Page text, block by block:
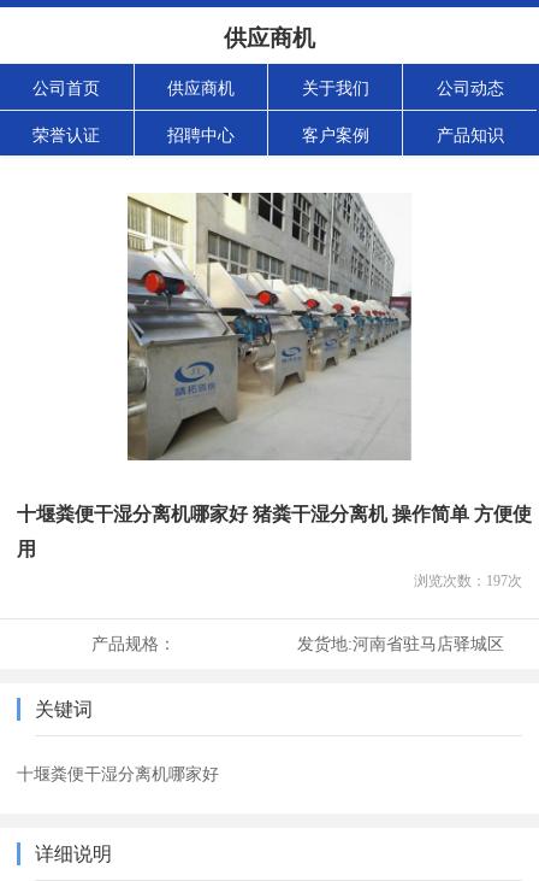
供应商机
公司首页 供应商机 关于我们 公司动态
荣誉认证 招聘中心 客户案例 产品知识
十堰粪便干湿分离机哪家好 猪粪干湿分离机 操作简单 方便使
用
浏览次数： 197次
产品规格： 发货地:河南省驻马店驿城区
关键词
十堰粪便干湿分离机哪家好
详细说明